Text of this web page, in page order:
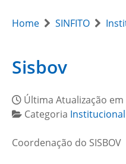
Home SINFITO
Sisbov
Última Atualização em
Categoria Institucional
Coordenação do SISBOV